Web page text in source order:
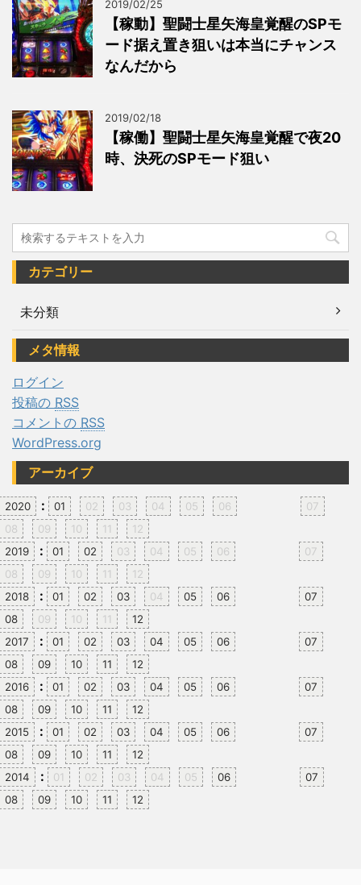
2019/02/25
【稼動】聖闘士星矢海皇覚醒のSPモ
ード据え置き狙いは本当にチャンス
なんだから
2019/02/18
【稼働】聖闘士星矢海皇覚醒で夜20
時、決死のSPモード狙い
カテゴリー
未分類
メタ情報
ログイン
投稿の RSS
コメントの RSS
WordPress.org
アーカイブ
2020 : 01 02 03 04 05 06
07
08
09 10 11
12
2019
: 01 02 03 04 05 06
07
08
09 10 11
12
2018
: 01 02 03 04 05 06
07
08
09 10 11
12
2017
: 01 02 03 04 05 06
07
08
09 10 11
12
2016
: 01 02 03 04 05 06
07
08
09 10 11
12
2015
: 01 02 03 04 05 06
07
08
09 10 11
12
2014
: 01 02 03 04 05 06
07
08
09 10 11 12